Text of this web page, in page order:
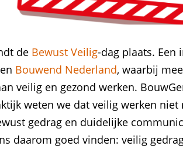
de Bewust Veilig-dag plaats. Een
en Bouwend Nederland, waarbij
veilig en gezond werken.
weten we dat veilig werken niet
gedrag en duidelijke
daarom goed vinden: veilig